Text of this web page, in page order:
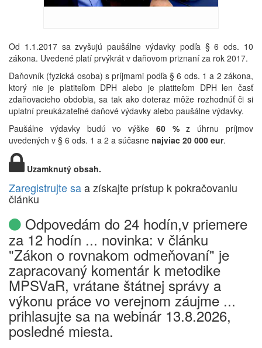
Od 1.1.2017 sa zvyšujú paušálne výdavky podľa § 6 ods. 10
zákona. Uvedené platí prvýkrát v daňovom priznaní za rok 2017.
Daňovník (fyzická osoba) s príjmami podľa § 6 ods. 1 a 2 zákona,
ktorý nie je platiteľom DPH alebo je platiteľom DPH len časť
zdaňovacieho obdobia, sa tak ako doteraz môže rozhodnúť či si
uplatní preukázateľné daňové výdavky alebo paušálne výdavky.
Paušálne výdavky budú vo výške 60 %z úhrnu príjmov
uvedených v § 6 ods. 1 a 2 a súčasne najviac 20 000 eur.
Uzamknutý obsah.
Zaregistrujte saa získajte prístup k pokračovaniu
článku
Odpovedám do 24 hodín,v priemere
za 12 hodín ... novinka: v článku
"Zákon o rovnakom odmeňovaní" je
zapracovaný komentár k metodike
MPSVaR, vrátane štátnej správy a
výkonu práce vo verejnom záujme ...
prihlasujte sa na webinár 13.8.2026,
posledné miesta.